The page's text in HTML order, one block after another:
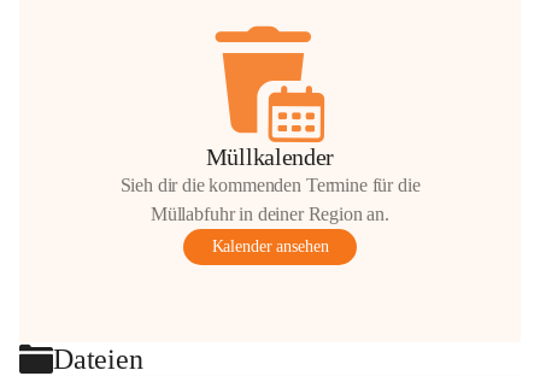
Müllkalender
Sieh dir die kommenden Termine für die
Müllabfuhr in deiner Region an.
Kalender ansehen
Dateien